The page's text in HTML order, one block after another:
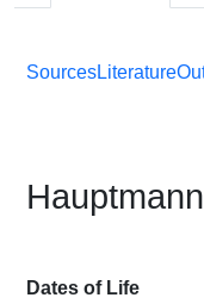
SourcesLiterature
Dates of Life